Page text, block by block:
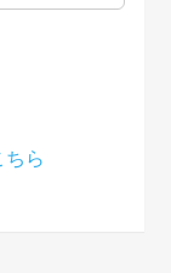
ちら